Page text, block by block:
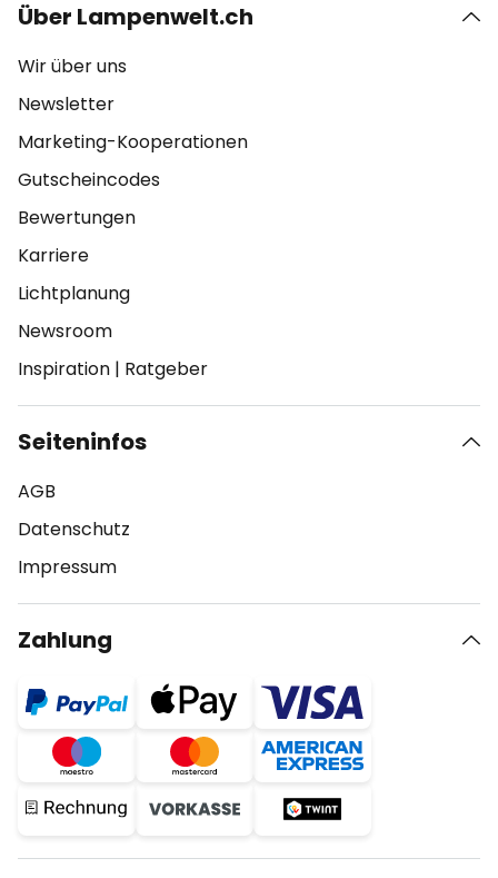
Über Lampenwelt.ch
Wir über uns
Newsletter
Marketing-Kooperationen
Gutscheincodes
Bewertungen
Karriere
Lichtplanung
Newsroom
Inspiration | Ratgeber
Seiteninfos
AGB
Datenschutz
Impressum
Zahlung